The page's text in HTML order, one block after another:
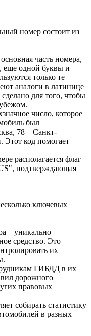
номер состоит из
часть номера,
еще одной буквы и
только те
аналоги в латинице
для того, чтобы
число, которое
был
78 – Санкт-
Этот код помогает
располагается флаг
подтверждающая
ключевых
– уникально
средство. Это
их
ГИБДД в их
дорожного
правовых
собирать статистику
в разных